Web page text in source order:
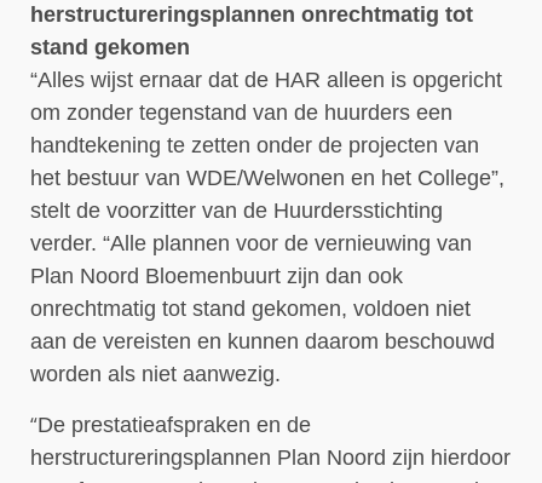
herstructureringsplannen onrechtmatig tot
stand gekomen
“Alles wijst ernaar dat de HAR alleen is opgericht
om zonder tegenstand van de huurders een
handtekening te zetten onder de projecten van
het bestuur van WDE/Welwonen en het College”,
stelt de voorzitter van de Huurdersstichting
verder. “Alle plannen voor de vernieuwing van
Plan Noord Bloemenbuurt zijn dan ook
onrechtmatig tot stand gekomen, voldoen niet
aan de vereisten en kunnen daarom beschouwd
worden als niet aanwezig.
“De prestatieafspraken en de
herstructureringsplannen Plan Noord zijn hierdoor